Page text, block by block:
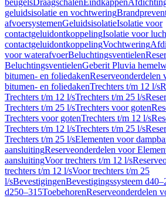
beugelsDraagschalenEindkappen
geluidsisolatie en vochtwering
afvoersystemenGeluidsisolatieIsolatie voor
contactgeluidontkoppelingIsolatie voor
contactgeluidontkoppelingVochtwering
voor waterafvoerBeluchtingsventielen
BeluchtingsventielenGeberit Pluvia
bitumen- en foliedakenReserveonderdelen
bitumen- en foliedakenTrechters t/m 12 l/s
Trechters t/m 12 l/sTrechters t/m 25 l/s
Trechters t/m 25 l/sTrechters voor goten
Trechters voor gotenTrechters t/m 12 l/s
Trechters t/m 12 l/sTrechters t/m 25 l/s
Trechters t/m 25 l/sElementen voor
aansluitingReserveonderdelen voor
aansluitingVoor trechters t/m 12 l/s
trechters t/m 12 l/sVoor trechters t/m 25
l/sBevestigingenBevestigingssysteem
d250–315ToebehorenReserveonderdelen